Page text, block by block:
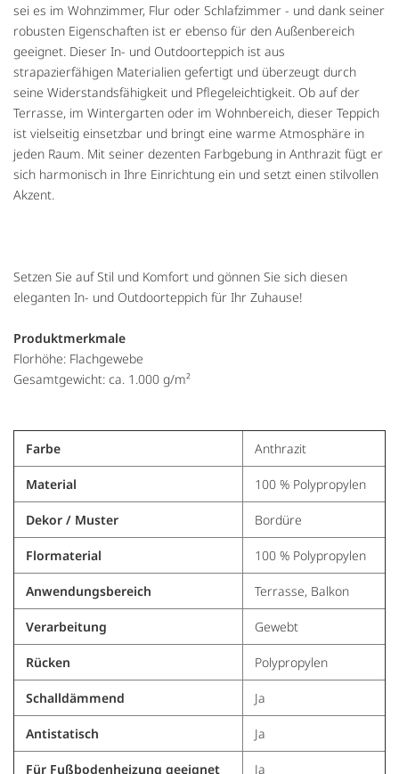
sei es im Wohnzimmer, Flur oder Schlafzimmer - und dank seiner
robusten Eigenschaften ist er ebenso für den Außenbereich
geeignet. Dieser In- und Outdoorteppich ist aus
strapazierfähigen Materialien gefertigt und überzeugt durch
seine Widerstandsfähigkeit und Pflegeleichtigkeit. Ob auf der
Terrasse, im Wintergarten oder im Wohnbereich, dieser Teppich
ist vielseitig einsetzbar und bringt eine warme Atmosphäre in
jeden Raum. Mit seiner dezenten Farbgebung in Anthrazit fügt er
sich harmonisch in Ihre Einrichtung ein und setzt einen stilvollen
Akzent.
Setzen Sie auf Stil und Komfort und gönnen Sie sich diesen
eleganten In- und Outdoorteppich für Ihr Zuhause!
Produktmerkmale
Florhöhe: Flachgewebe
Gesamtgewicht: ca. 1.000 g/m²
Farbe Anthrazit
Material 100 % Polypropylen
Dekor / Muster Bordüre
Flormaterial 100 % Polypropylen
Anwendungsbereich Terrasse, Balkon
Verarbeitung Gewebt
Rücken Polypropylen
Schalldämmend Ja
Antistatisch Ja
Für Fußbodenheizung geeignet Ja